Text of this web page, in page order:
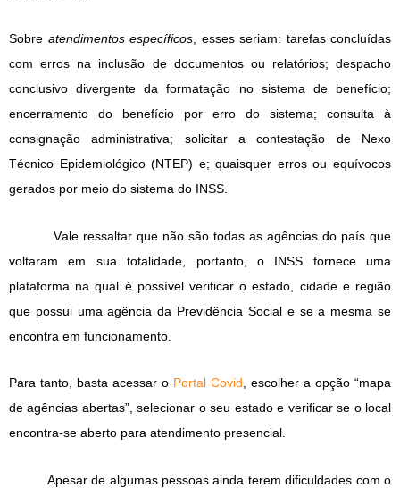
Sobre atendimentos específicos, esses seriam: tarefas concluídas
com erros na inclusão de documentos ou relatórios; despacho
conclusivo divergente da formatação no sistema de benefício;
encerramento do benefício por erro do sistema; consulta à
consignação administrativa; solicitar a contestação de Nexo
Técnico Epidemiológico (NTEP) e; quaisquer erros ou equívocos
gerados por meio do sistema do INSS.
Vale ressaltar que não são todas as agências do país que
voltaram em sua totalidade, portanto, o INSS fornece uma
plataforma na qual é possível verificar o estado, cidade e região
que possui uma agência da Previdência Social e se a mesma se
encontra em funcionamento.
Para tanto, basta acessar o Portal Covid, escolher a opção “mapa
de agências abertas”, selecionar o seu estado e verificar se o local
encontra-se aberto para atendimento presencial.
Apesar de algumas pessoas ainda terem dificuldades com o